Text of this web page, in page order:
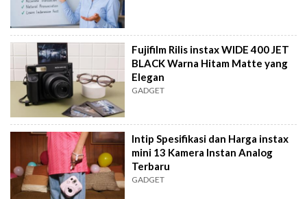
Fujifilm Rilis instax WIDE 400 JET
BLACK Warna Hitam Matte yang
Elegan
GADGET
Intip Spesifikasi dan Harga instax
mini 13 Kamera Instan Analog
Terbaru
GADGET